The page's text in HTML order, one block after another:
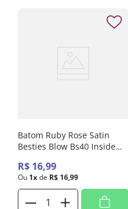
Batom Ruby Rose Satin
Besties Blow Bs40 Inside
R$ 16,99
Ou 1xde R$ 16,99